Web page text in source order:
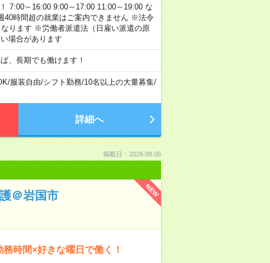
7:00～16:00 9:00～17:00 11:00～19:00 な
40時間超の就業はご案内できません ※法令
ります ※労働者派遣法（日雇い派遣の原
場合があります
長期でも働けます！
/服装自由/シフト勤務/10名以上の大量募集/
詳細へ
掲載日：2026.08.06
NEW
＠岩国市
時間×好きな曜日で働く！